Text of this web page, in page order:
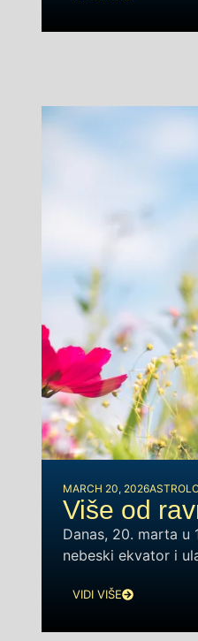
MARCH 20, 2026
Više od
Danas, 20. marta u
nebeski ekvator i
VIDI VIŠE